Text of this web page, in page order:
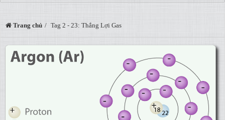
Trang chủ Tag 2 - 23: Thắng Lợi Gas